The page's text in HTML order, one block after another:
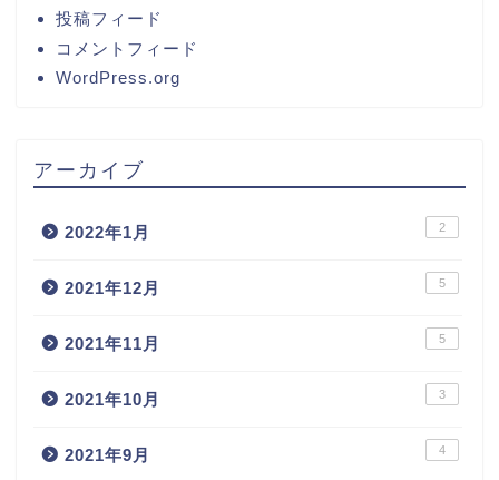
投稿フィード
コメントフィード
WordPress.org
アーカイブ
2022年1月 2
2021年12月 5
2021年11月 5
2021年10月 3
2021年9月 4